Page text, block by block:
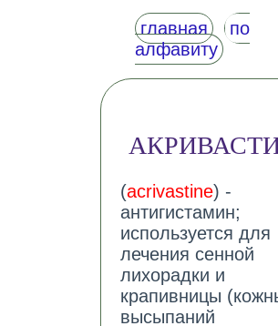
главная
по
алфавиту
(acrivastine) -
антигистамин;
используется для
лечения сенной
лихорадки и
крапивницы
высыпаний